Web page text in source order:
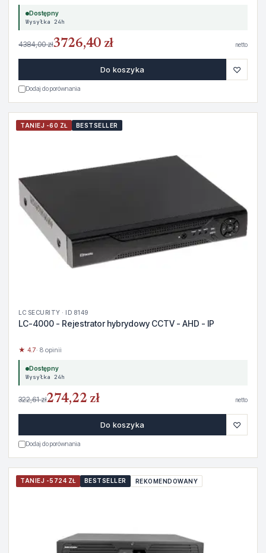
Dostępny
Wysyłka 24h
4384,00 zł3726,40 zł netto
Do koszyka ♡
Dodaj do porównania
TANIEJ -60 ZŁ BESTSELLER
LC SECURITY · ID 8149
LC-4000 - Rejestrator hybrydowy CCTV - AHD - IP
★ 4.7· 8 opinii
Dostępny
Wysyłka 24h
322,61 zł274,22 zł netto
Do koszyka ♡
Dodaj do porównania
TANIEJ -5724 ZŁ BESTSELLER REKOMENDOWANY